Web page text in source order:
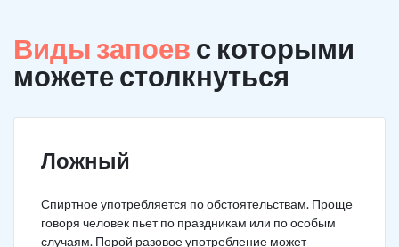
Виды запоев с которыми
можете столкнуться
Ложный
Спиртное употребляется по обстоятельствам. Проще
говоря человек пьет по праздникам или по особым
случаям. Порой разовое употребление может